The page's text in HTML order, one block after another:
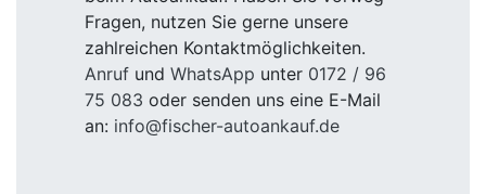
Fragen, nutzen Sie gerne unsere
zahlreichen Kontaktmöglichkeiten.
Anruf und WhatsApp unter 0172 / 96
75 083 oder senden uns eine E-Mail
an: info@fischer-autoankauf.de